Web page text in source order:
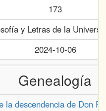
173
y Letras de la
2024-10-06
Genealogía
la descendencia de Don